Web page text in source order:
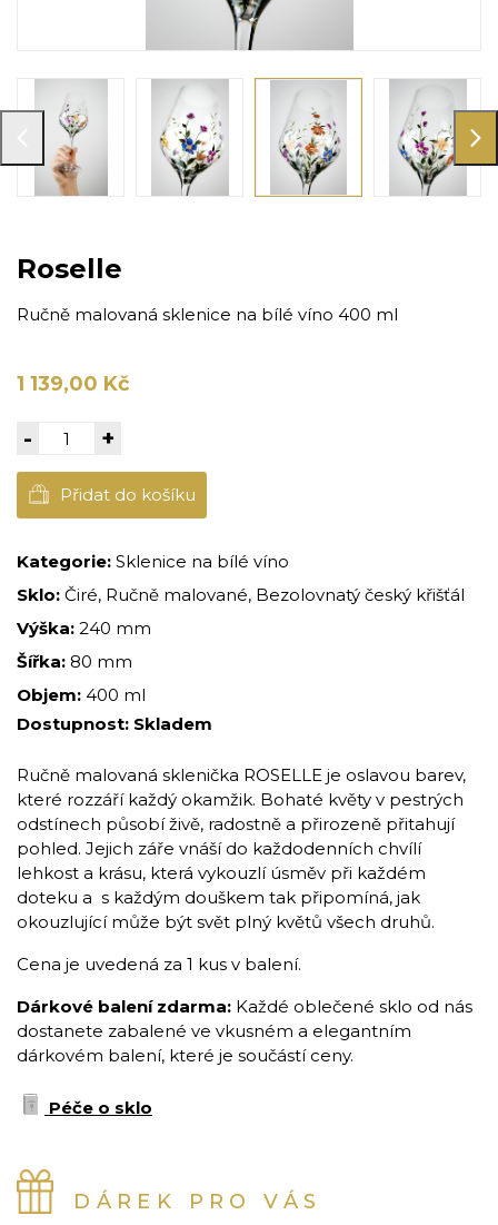
Roselle
Ručně malovaná sklenice na bílé víno 400 ml
1 139,00 Kč
- +
Přidat do košíku
Kategorie: Sklenice na bílé víno
Sklo: Čiré, Ručně malované, Bezolovnatý český křišťál
Výška: 240 mm
Šířka: 80 mm
Objem: 400 ml
Dostupnost: Skladem
Ručně malovaná sklenička ROSELLE je oslavou barev,
které rozzáří každý okamžik. Bohaté květy v pestrých
odstínech působí živě, radostně a přirozeně přitahují
pohled. Jejich záře vnáší do každodenních chvílí
lehkost a krásu, která vykouzlí úsměv při každém
doteku a s každým douškem tak připomíná, jak
okouzlující může být svět plný květů všech druhů.
Cena je uvedená za 1 kus v balení.
Dárkové balení zdarma: Každé oblečené sklo od nás
dostanete zabalené ve vkusném a elegantním
dárkovém balení, které je součástí ceny.
Péče o sklo
DÁREK PRO VÁS